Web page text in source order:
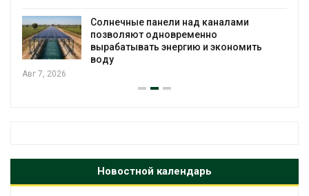
Солнечные панели над каналами
позволяют одновременно
вырабатывать энергию и экономить
воду
Авг 7, 2026
Новостной календарь